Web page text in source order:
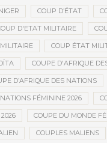
COUP D’ÉTAT
D'ETAT MILITAIRE
COUP ÉTAT
COUPE D'AFRIQUE
D’AFRIQUE DES NATIONS
FÉMININE 2026
COUPE DU MONDE
COUPLES MALIENS